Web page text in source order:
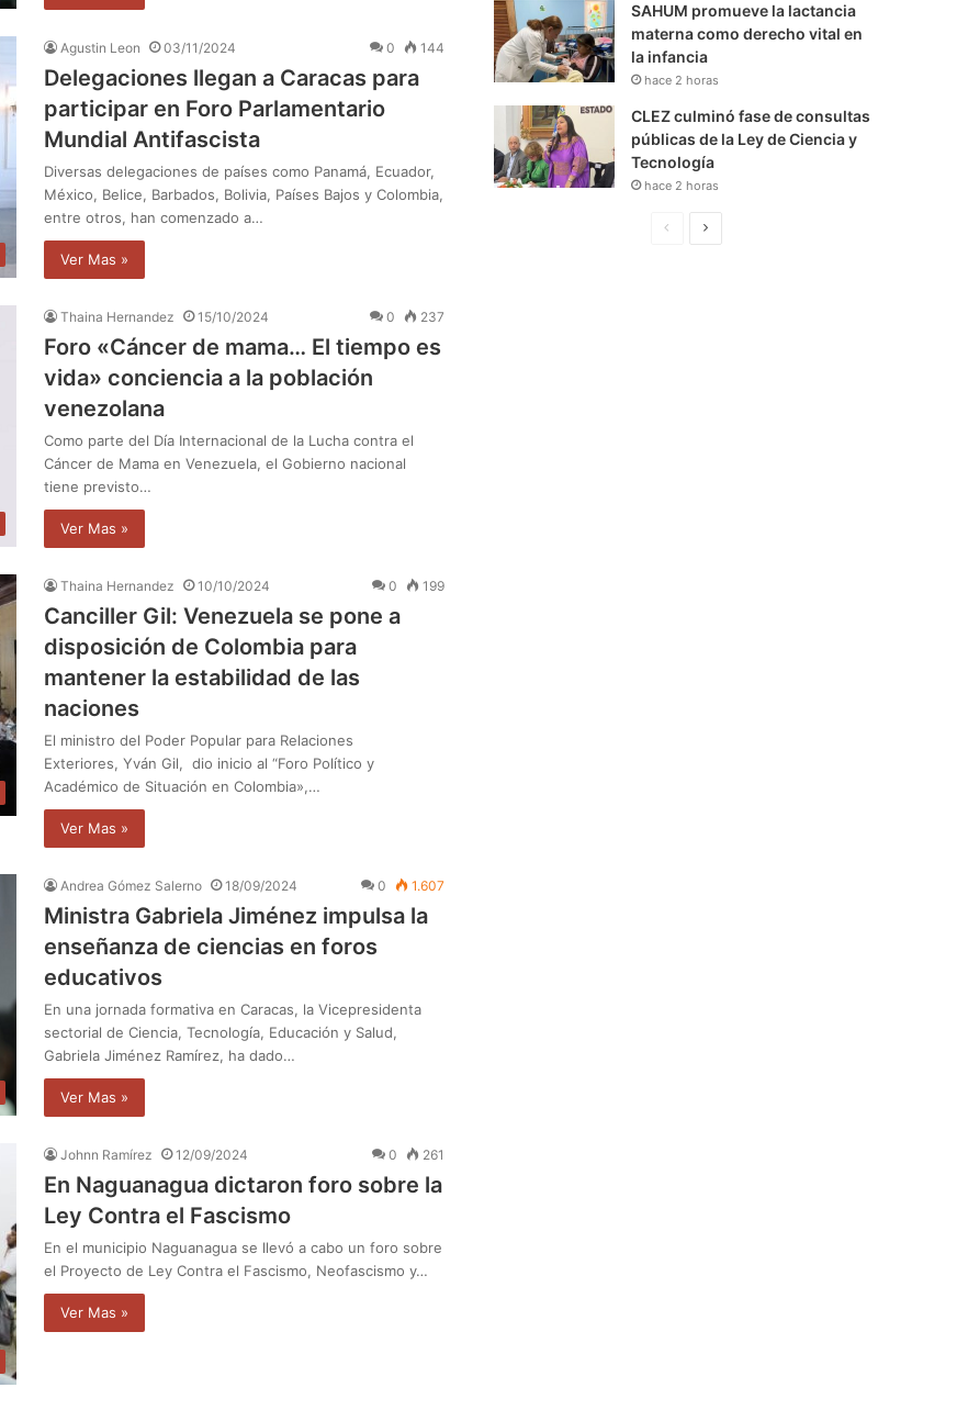
Agustin Leon 03/11/2024 0 144
Delegaciones llegan a Caracas para
participar en Foro Parlamentario
Mundial Antifascista
Diversas delegaciones de países como Panamá, Ecuador,
México, Belice, Barbados, Bolivia, Países Bajos y Colombia,
entre otros, han comenzado a…
Ver Mas »
Thaina Hernandez 15/10/2024 0 237
Foro «Cáncer de mama… El tiempo es
vida» conciencia a la población
venezolana
Como parte del Día Internacional de la Lucha contra el
Cáncer de Mama en Venezuela, el Gobierno nacional
tiene previsto…
Ver Mas »
Thaina Hernandez 10/10/2024 0 199
Canciller Gil: Venezuela se pone a
disposición de Colombia para
mantener la estabilidad de las
naciones
El ministro del Poder Popular para Relaciones
Exteriores, Yván Gil, dio inicio al “Foro Político y
Académico de Situación en Colombia»,…
Ver Mas »
Andrea Gómez Salerno 18/09/2024 0 1.607
Ministra Gabriela Jiménez impulsa la
enseñanza de ciencias en foros
educativos
En una jornada formativa en Caracas, la Vicepresidenta
sectorial de Ciencia, Tecnología, Educación y Salud,
Gabriela Jiménez Ramírez, ha dado…
Ver Mas »
Johnn Ramírez 12/09/2024 0 261
En Naguanagua dictaron foro sobre la
Ley Contra el Fascismo
En el municipio Naguanagua se llevó a cabo un foro sobre
el Proyecto de Ley Contra el Fascismo, Neofascismo y…
Ver Mas »
SAHUM promueve la lactancia
materna como derecho vital en
la infancia
hace 2 horas
CLEZ culminó fase de consultas
públicas de la Ley de Ciencia y
Tecnología
hace 2 horas
S